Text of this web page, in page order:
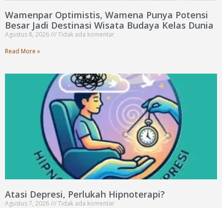
Wamenpar Optimistis, Wamena Punya Potensi
Besar Jadi Destinasi Wisata Budaya Kelas Dunia
Agustus 8, 2026
Tidak ada komentar
Read More »
Atasi Depresi, Perlukah Hipnoterapi?
Agustus 7, 2026
Tidak ada komentar